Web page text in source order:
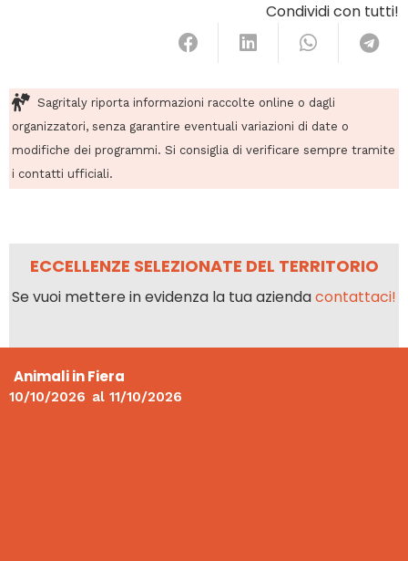
Condividi con tutti!
Sagritaly riporta informazioni raccolte online o dagli
organizzatori, senza garantire eventuali variazioni di date o
modifiche dei programmi. Si consiglia di verificare sempre tramite
i contatti ufficiali.
ECCELLENZE SELEZIONATE DEL TERRITORIO
Se vuoi mettere in evidenza la tua aziendacontattaci!
Animali in Fiera
10/10/2026 al 11/10/2026